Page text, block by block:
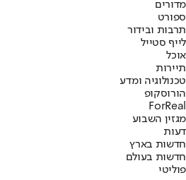
מדורים
ספורט
תרבות ובידור
לייף סטייל
אוכל
תיירות
טכנולוגיה ומדע
הורוסקופ
ForReal
מגזין השבוע
דעות
חדשות בארץ
חדשות בעולם
פוליטי